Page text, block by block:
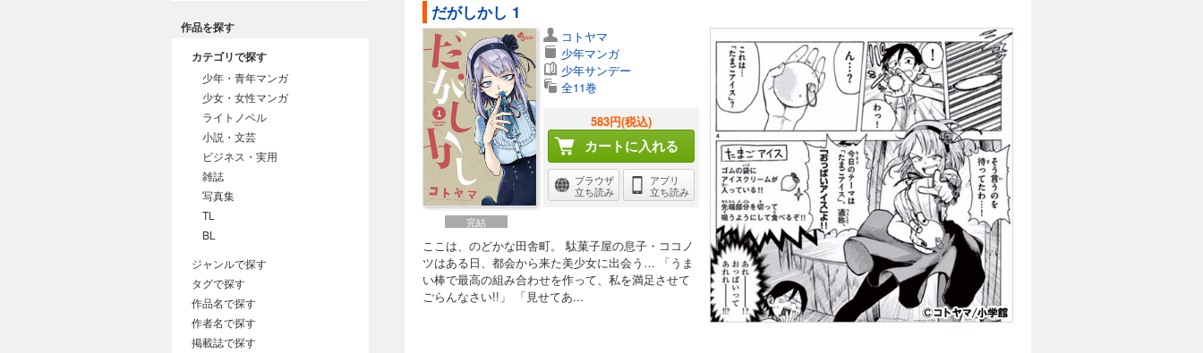
作品を探す
カテゴリで探す
少年・青年マンガ
少女・女性マンガ
ライトノベル
小説・文芸
ビジネス・実用
雑誌
写真集
TL
BL
ジャンルで探す
タグで探す
作品名で探す
作者名で探す
掲載誌で探す
だがしかし 1
完結
コトヤマ
少年マンガ
少年サンデー
全11巻
583円(税込)
カートに入れる
アプリ
立ち読み
ブラウザ
立ち読み
ここは、のどかな田舎町。 駄菓子屋の息子・ココノ
ツはある日、都会から来た美少女に出会う… 「うま
い棒で最高の組み合わせを作って、私を満足させて
ごらんなさい!!」 「見せてあ...